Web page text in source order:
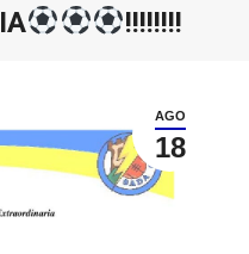
!!!!!!!!
AGO
18